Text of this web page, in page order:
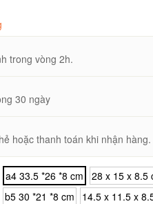
trong vòng 2h.
30 ngày
hoặc thanh toán khi nhận hàng.
a4 33.5 *26 *8 cm
28 x 15 x 8.5
b5 30 *21 *8 cm
14.5 x 11.5 x